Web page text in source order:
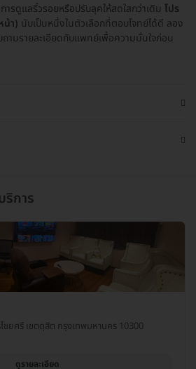
รดูแลริ้วรอยหรือปรับลุคให้สดใสกว่าเดิม โปร
น้า) นับเป็นหนึ่งในตัวเลือกที่ตอบโจทย์ได้ดี ลอง
ามรายละเอียดกับแพทย์เพื่อความมั่นใจก่อน
ริการ
ชยศรี เขตดุสิต กรุงเทพมหานคร 10300
ดูรายละเอียด